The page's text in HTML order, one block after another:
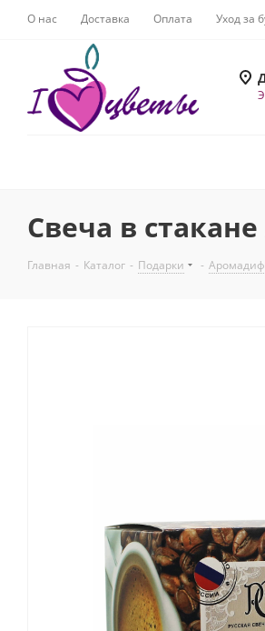
О нас Доставка Оплата Уход за
Свеча в
Главная - Каталог - Подарки -